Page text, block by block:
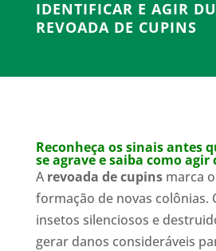
IDENTIFICAR E AGIR
REVOADA DE CUPINS
Reconheça os sinais antes
se agrave e saiba como
Arevoada de cupinsmarca
formação de novas colônias.
insetos silenciosos e
gerar danos consideráveis